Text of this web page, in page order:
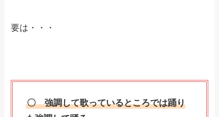
要は・・・
〇 強調して歌っているところでは踊り